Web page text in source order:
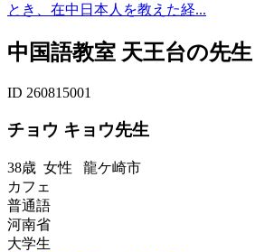
とき、在中日本人を教えた経...
中国語教室 天王台の先生
ID 260815001
チョウ キョウ先生
38歳 女性 龍ケ崎市
カフェ
普通語
河南省
大学生